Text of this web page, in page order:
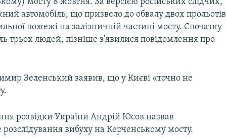
автомобіль, що призвело до обвалу двох прольотів
пожежі на залізничній частині мосту. Спочатку
трьох людей, пізніше з'явилися повідомлення про
Зеленський заявив, що у Києві «точно не
розвідки України Андрій Юсов назвав
розслідування вибуху на Керченському мосту.